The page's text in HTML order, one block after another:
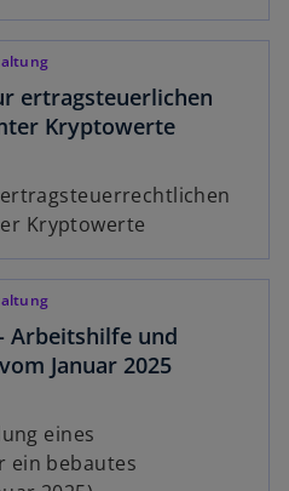
ertragsteuerlichen
Kryptowerte
Kryptowerte
Arbeitshilfe und
Januar 2025
eines
ein bebautes